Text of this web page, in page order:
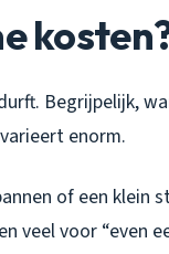
Begrijpelijk,
enorm.
of een klein
veel voor “even